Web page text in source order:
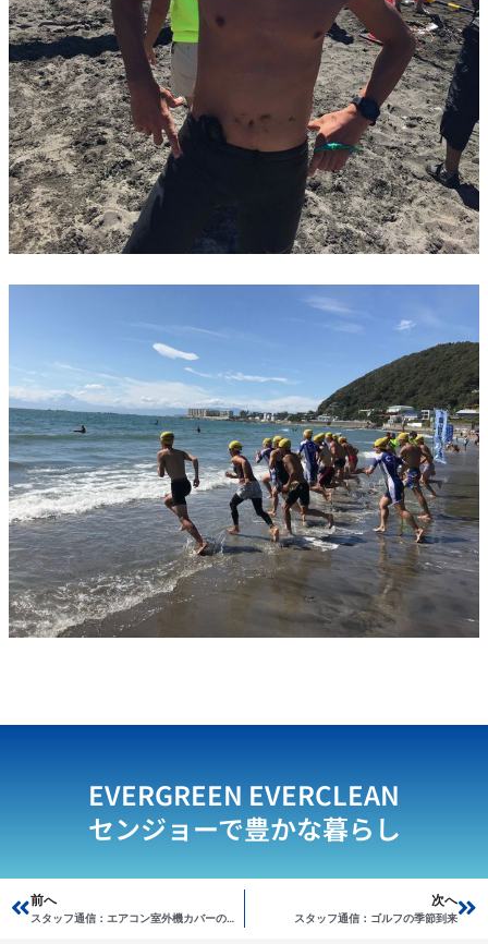
EVERGREEN EVERCLEAN
センジョーで豊かな暮らし
Prev
前へ
スタッフ通信：エアコン室外機カバーの特注も承ります！
次へ
スタッフ通信：ゴルフの季節到来